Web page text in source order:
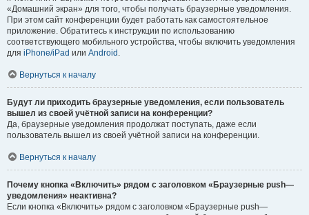
«Домашний экран» для того, чтобы получать браузерные уведомления.
При этом сайт конференции будет работать как самостоятельное
приложение. Обратитесь к инструкции по использованию
соответствующего мобильного устройства, чтобы включить уведомления
для iPhone/iPad или Android .
Вернуться к началу
Будут ли приходить браузерные уведомления, если пользователь
вышел из своей учётной записи на конференции?
Да, браузерные уведомления продолжат поступать, даже если
пользователь вышел из своей учётной записи на конференции.
Вернуться к началу
Почему кнопка «Включить» рядом с заголовком «Браузерные push—
уведомления» неактивна?
Если кнопка «Включить» рядом с заголовком «Браузерные push—